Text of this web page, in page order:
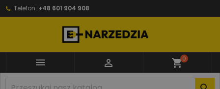
Telefon: +48 601 904 908
  shopping_cart0